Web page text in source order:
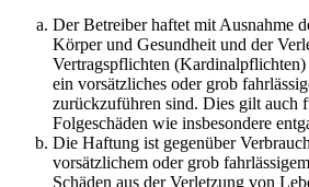
Der Betreiber haftet mit Ausnahme
Körper und Gesundheit und der
Vertragspflichten
ein vorsätzliches oder grob
zurückzuführen sind. Dies gilt auch
Folgeschäden wie insbesondere
Die Haftung ist gegenüber
vorsätzlichem oder grob
Schäden aus der Verletzung von